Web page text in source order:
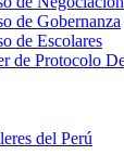
de Gobernanza
de Escolares
de Protocolo
del Perú